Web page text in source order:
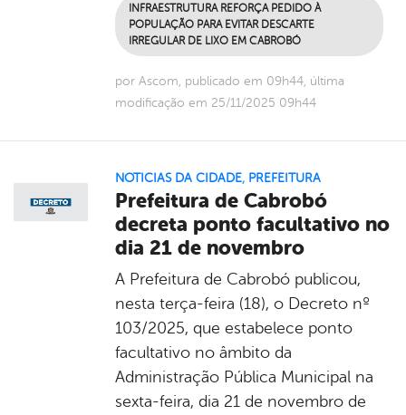
INFRAESTRUTURA REFORÇA PEDIDO À
POPULAÇÃO PARA EVITAR DESCARTE
IRREGULAR DE LIXO EM CABROBÓ
por Ascom, publicado em 09h44, última
modificação em 25/11/2025 09h44
NOTICIAS DA CIDADE, PREFEITURA
Prefeitura de Cabrobó
decreta ponto facultativo no
dia 21 de novembro
A Prefeitura de Cabrobó publicou,
nesta terça-feira (18), o Decreto nº
103/2025, que estabelece ponto
facultativo no âmbito da
Administração Pública Municipal na
sexta-feira, dia 21 de novembro de